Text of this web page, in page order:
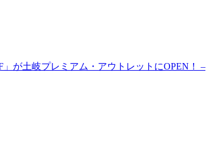
が土岐プレミアム・アウトレットにOPEN！ –